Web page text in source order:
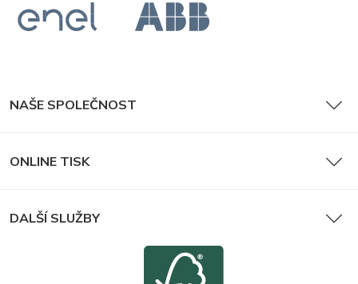
NAŠE SPOLEČNOST
ONLINE TISK
DALŠÍ SLUŽBY